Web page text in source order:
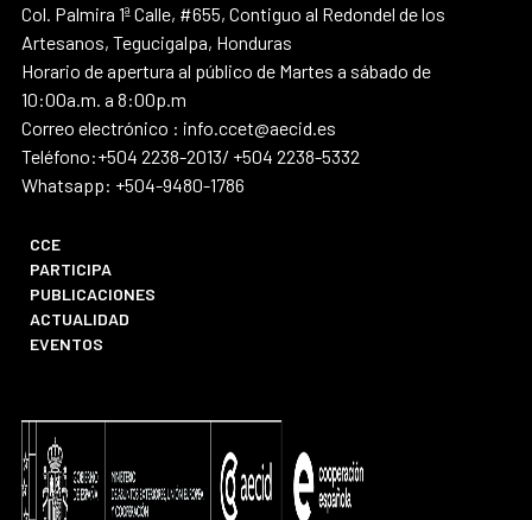
Col. Palmira 1ª Calle, #655, Contiguo al Redondel de los
Artesanos, Tegucigalpa, Honduras
Horario de apertura al público de Martes a sábado de
10:00a.m. a 8:00p.m
Correo electrónico : info.ccet@aecid.es
Teléfono:+504 2238-2013/ +504 2238-5332
Whatsapp: +504-9480-1786
CCE
PARTICIPA
PUBLICACIONES
ACTUALIDAD
EVENTOS